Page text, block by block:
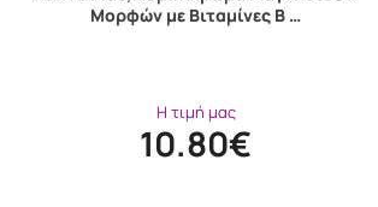
Μορφών με Βιταμίνες Β …
Η τιμή μας
10.80€